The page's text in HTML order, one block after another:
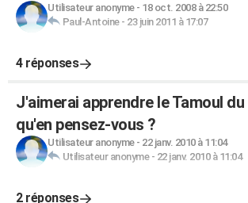
Utilisateur anonyme- 18 oct. 2008 à 22:50
Paul-Antoine- 23 juin 2011 à 17:07
4 réponses
J'aimerai apprendre le Tamoul du
qu'en pensez-vous ?
Utilisateur anonyme- 22 janv. 2010 à 11:04
Utilisateur anonyme- 22 janv. 2010 à 11:04
2 réponses